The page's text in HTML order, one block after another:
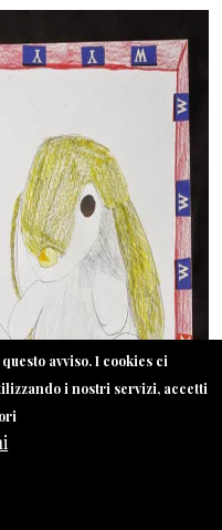
avviso. I cookies ci
i nostri servizi, accetti